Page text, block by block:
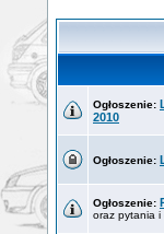
Ogłoszenie:
2010
Ogłoszenie:
Ogłoszenie:
oraz pytania i